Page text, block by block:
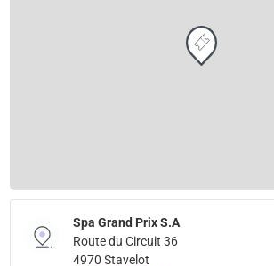
Spa Grand Prix S.A
Route du Circuit 36
4970 Stavelot